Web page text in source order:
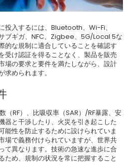
投入するには、Bluetooth、Wi-Fi、
ブギガ、NFC、Zigbee、5G/Local 5な
的な規制に適合していることを確認す
受け認証を得ることなく、製品を販売
場の要求と要件を満たしながら、設計
められます。
（RF）、比吸収率（SAR）/RF暴露、安
器と干渉したり、火災を引き起こした
能性を防止するために設けられていま
場で義務付けられていますが、世界共
て異なります。技術の急速な進歩に合
ため、規制の状況を常に把握すること